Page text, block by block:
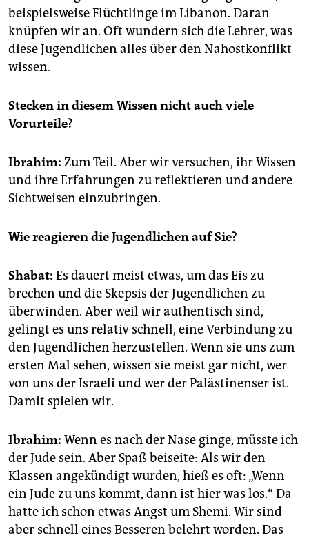
beispielsweise Flüchtlinge im Libanon. Daran
knüpfen wir an. Oft wundern sich die Lehrer, was
diese Jugendlichen alles über den Nahostkonflikt
wissen.
Stecken in diesem Wissen nicht auch viele
Vorurteile?
Ibrahim: Zum Teil. Aber wir versuchen, ihr Wissen
und ihre Erfahrungen zu reflektieren und andere
Sichtweisen einzubringen.
Wie reagieren die Jugendlichen auf Sie?
Shabat: Es dauert meist etwas, um das Eis zu
brechen und die Skepsis der Jugendlichen zu
überwinden. Aber weil wir authentisch sind,
gelingt es uns relativ schnell, eine Verbindung zu
den Jugendlichen herzustellen. Wenn sie uns zum
ersten Mal sehen, wissen sie meist gar nicht, wer
von uns der Israeli und wer der Palästinenser ist.
Damit spielen wir.
Ibrahim: Wenn es nach der Nase ginge, müsste ich
der Jude sein. Aber Spaß beiseite: Als wir den
Klassen angekündigt wurden, hieß es oft: „Wenn
ein Jude zu uns kommt, dann ist hier was los.“ Da
hatte ich schon etwas Angst um Shemi. Wir sind
aber schnell eines Besseren belehrt worden. Das